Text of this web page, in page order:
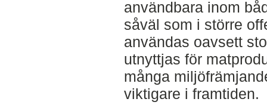
användbara inom
såväl som i större
användas oavsett
utnyttjas för
många
viktigare i framtiden.